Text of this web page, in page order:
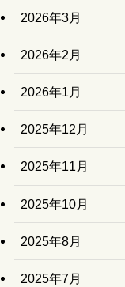
2026年3月
2026年2月
2026年1月
2025年12月
2025年11月
2025年10月
2025年8月
2025年7月